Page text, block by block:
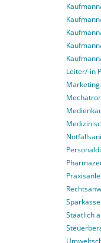
Leiter/-in
Staatlich